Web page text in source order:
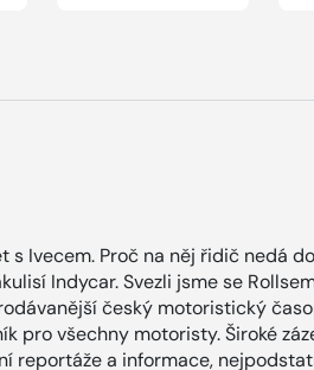
s Ivecem. Proč na něj řidič nedá
Indycar. Svezli jsme se
český motoristický
pro všechny motoristy. Široké
reportáže a informace,